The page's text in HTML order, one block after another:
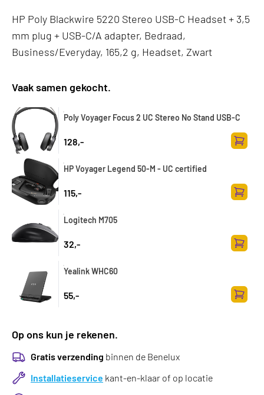
HP Poly Blackwire 5220 Stereo USB-C Headset + 3,5
mm plug + USB-C/A adapter, Bedraad,
Business/Everyday, 165,2 g, Headset, Zwart
Vaak samen gekocht.
Poly Voyager Focus 2 UC Stereo No Stand USB-C
128,-
HP Voyager Legend 50-M - UC certified
115,-
Logitech M705
32,-
Yealink WHC60
55,-
Op ons kun je rekenen.
Gratis verzending binnen de Benelux
Installatieservice kant-en-klaar of op locatie